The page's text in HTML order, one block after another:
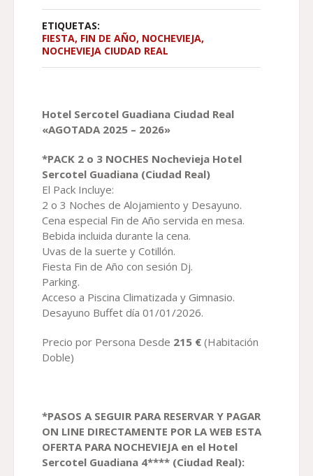
ETIQUETAS:
FIESTA, FIN DE AÑO, NOCHEVIEJA,
NOCHEVIEJA CIUDAD REAL
Hotel Sercotel Guadiana Ciudad Real
«AGOTADA 2025 – 2026»
*PACK 2 o 3 NOCHES Nochevieja Hotel
Sercotel Guadiana (Ciudad Real)
El Pack Incluye:
2 o 3 Noches de Alojamiento y Desayuno.
Cena especial Fin de Año servida en mesa.
Bebida incluida durante la cena.
Uvas de la suerte y Cotillón.
Fiesta Fin de Año con sesión Dj.
Parking.
Acceso a Piscina Climatizada y Gimnasio.
Desayuno Buffet día 01/01/2026.
Precio por Persona Desde 215 € (Habitación
Doble)
*PASOS A SEGUIR PARA RESERVAR Y PAGAR
ON LINE DIRECTAMENTE POR LA WEB ESTA
OFERTA PARA NOCHEVIEJA en el Hotel
Sercotel Guadiana 4**** (Ciudad Real):